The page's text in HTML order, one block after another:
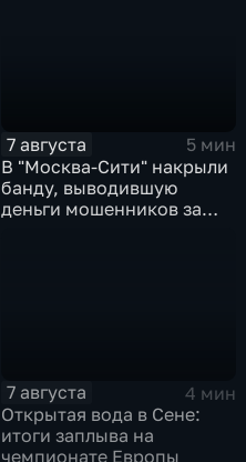
7 августа
5 мин
В "Москва‑Сити" накрыли
банду, выводившую
деньги мошенников за
7 августа
4 мин
Открытая вода в Сене:
итоги заплыва на
чемпионате Европы